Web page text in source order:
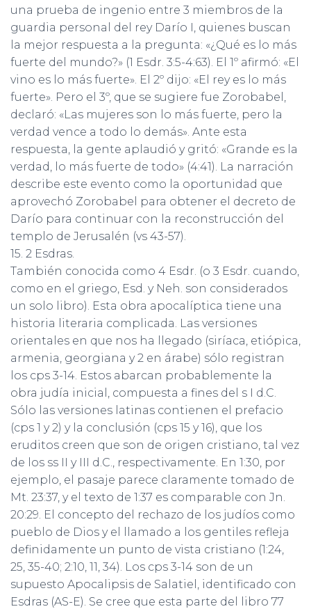
una prueba de ingenio entre 3 miembros de la
guardia personal del rey Darío I, quienes buscan
la mejor respuesta a la pregunta: «¿Qué es lo más
fuerte del mundo?» (1 Esdr. 3:5-4:63). El 1º afirmó: «El
vino es lo más fuerte». El 2º dijo: «El rey es lo más
fuerte». Pero el 3º, que se sugiere fue Zorobabel,
declaró: «Las mujeres son lo más fuerte, pero la
verdad vence a todo lo demás». Ante esta
respuesta, la gente aplaudió y gritó: «Grande es la
verdad, lo más fuerte de todo» (4:41). La narración
describe este evento como la oportunidad que
aprovechó Zorobabel para obtener el decreto de
Darío para continuar con la reconstrucción del
templo de Jerusalén (vs 43-57).
15. 2 Esdras.
También conocida como 4 Esdr. (o 3 Esdr. cuando,
como en el griego, Esd. y Neh. son considerados
un solo libro). Esta obra apocalíptica tiene una
historia literaria complicada. Las versiones
orientales en que nos ha llegado (siríaca, etiópica,
armenia, georgiana y 2 en árabe) sólo registran
los cps 3-14. Estos abarcan probablemente la
obra judía inicial, compuesta a fines del s I d.C.
Sólo las versiones latinas contienen el prefacio
(cps 1 y 2) y la conclusión (cps 15 y 16), que los
eruditos creen que son de origen cristiano, tal vez
de los ss II y III d.C., respectivamente. En 1:30, por
ejemplo, el pasaje parece claramente tomado de
Mt. 23:37, y el texto de 1:37 es comparable con Jn.
20:29. El concepto del rechazo de los judíos como
pueblo de Dios y el llamado a los gentiles refleja
definidamente un punto de vista cristiano (1:24,
25, 35-40; 2:10, 11, 34). Los cps 3-14 son de un
supuesto Apocalipsis de Salatiel, identificado con
Esdras (AS-E). Se cree que esta parte del libro 77